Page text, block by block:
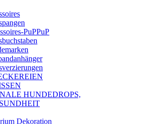
PuPPuP
HUNDEDROPS,
Dekoration